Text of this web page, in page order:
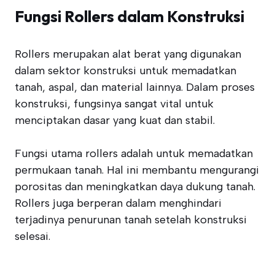
Fungsi Rollers dalam Konstruksi
Rollers merupakan alat berat yang digunakan
dalam sektor konstruksi untuk memadatkan
tanah, aspal, dan material lainnya. Dalam proses
konstruksi, fungsinya sangat vital untuk
menciptakan dasar yang kuat dan stabil.
Fungsi utama rollers adalah untuk memadatkan
permukaan tanah. Hal ini membantu mengurangi
porositas dan meningkatkan daya dukung tanah.
Rollers juga berperan dalam menghindari
terjadinya penurunan tanah setelah konstruksi
selesai.